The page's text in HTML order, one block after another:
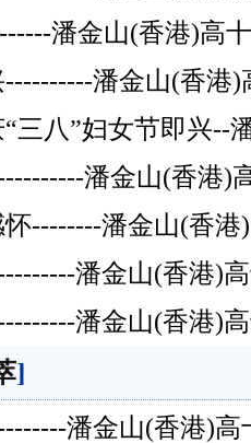
潘金山(香港)高
潘金山(香港
三八”妇女节即兴--
潘金山(香港)
--------潘金山(香
潘金山(香港)
潘金山(香港)
]
潘金山(香港)